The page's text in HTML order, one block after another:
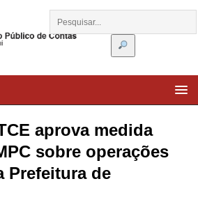
aprova medida
sobre operações
Prefeitura de